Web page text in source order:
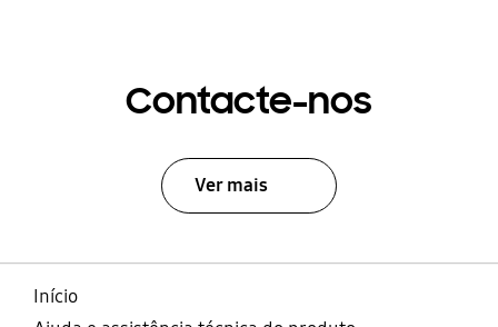
Contacte-nos
Ver mais
Início